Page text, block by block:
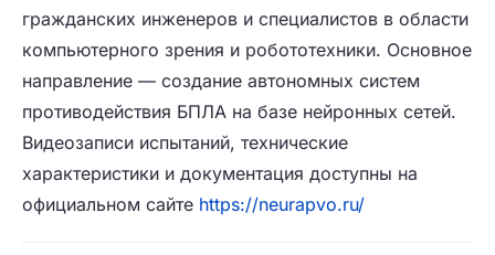
гражданских инженеров и специалистов в области
компьютерного зрения и робототехники. Основное
направление — создание автономных систем
противодействия БПЛА на базе нейронных сетей.
Видеозаписи испытаний, технические
характеристики и документация доступны на
официальном сайте https://neurapvo.ru/